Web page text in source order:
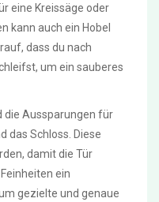
eine Kreissäge oder
kann auch ein Hobel
dass du nach
um ein sauberes
die Aussparungen für
das Schloss. Diese
damit die Tür
ein
gezielte und genaue